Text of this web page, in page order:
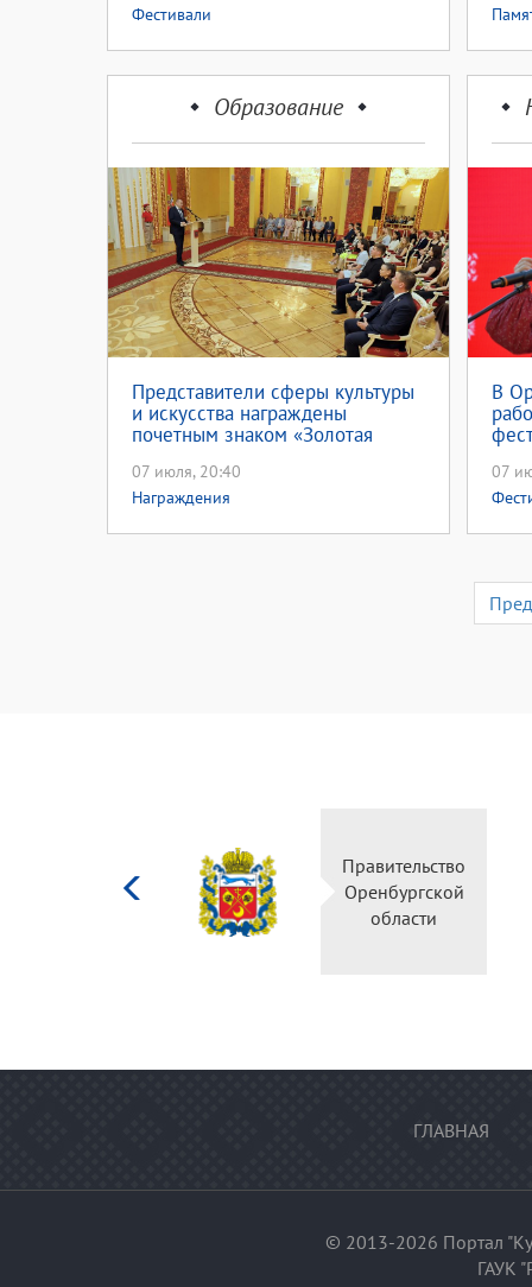
Фестивали
Образование
Представители сферы культуры
и искусства награждены
почетным знаком «Золотая
07 июля, 20:40
Награждения
В
07
Правительство
Оренбургской
области
ГЛАВНАЯ
© 2013-2026 Портал
ГАУК